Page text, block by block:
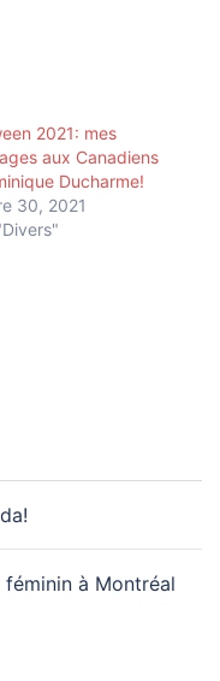
2021: mes
aux Canadiens
Ducharme!
30, 2021
à Montréal